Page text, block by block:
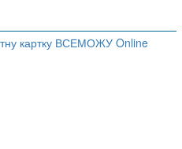
картку ВСЕМОЖУ Online